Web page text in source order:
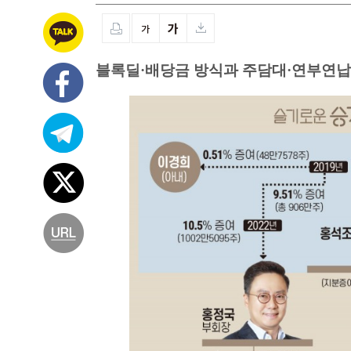
블록딜·배당금 방식과 주담대·연부연